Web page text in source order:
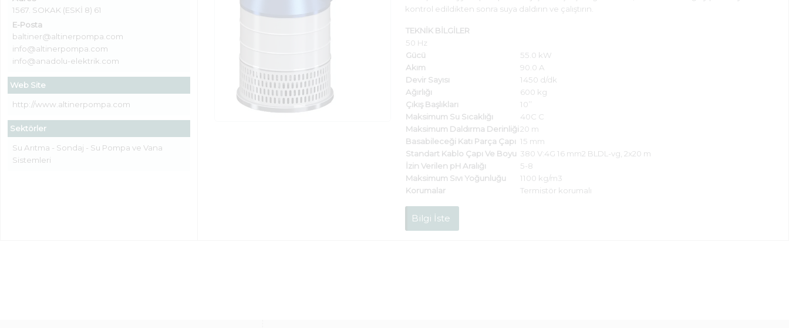
1567. SOKAK (ESKİ 8) 61
E-Posta
baltiner@altinerpompa.com
info@altinerpompa.com
info@anadolu-elektrik.com
Web Site
http://www.altinerpompa.com
Sektörler
Su Arıtma - Sondaj - Su Pompa ve Vana
Sistemleri
kontrol edildikten sonra suya daldırın ve çalıştırın.
TEKNİK BİLGİLER
50 Hz
Gücü
55.0 kW
Akım
90.0 A
Devir Sayısı
1450 d/dk
Ağırlığı
600 kg
Çıkış Başlıkları
10’’
Maksimum Su Sıcaklığı
40C C
Maksimum Daldırma Derinliği 20 m
Basabileceği Katı Parça Çapı 15 mm
Standart Kablo Çapı Ve Boyu 380 V:4G 16 mm2 BLDL-vg, 2x20 m
İzin Verilen pH Aralığı
5-8
Maksimum Sıvı Yoğunluğu
1100 kg/m3
Korumalar
Termistör korumalı
Bilgi İste